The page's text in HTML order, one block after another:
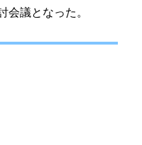
議となった。